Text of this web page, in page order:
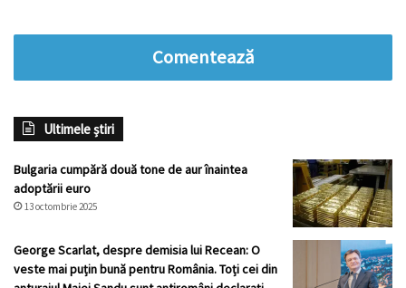
Comentează
Ultimele știri
Bulgaria cumpără două tone de aur înaintea
adoptării euro
13 octombrie 2025
George Scarlat, despre demisia lui Recean: O
veste mai puțin bună pentru România. Toți cei din